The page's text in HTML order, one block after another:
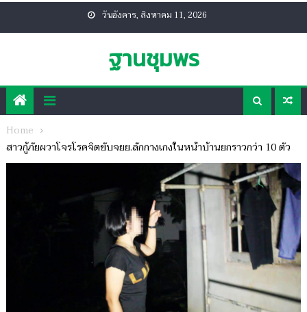
วันอังคาร, สิงหาคม 11, 2026
ฐานชุมพร
Home
สาวกู้ภัยผวาโจรโรคจิตขับจยย.ลักกางเกงในหน้าบ้านยกราวกว่า 10 ตัว